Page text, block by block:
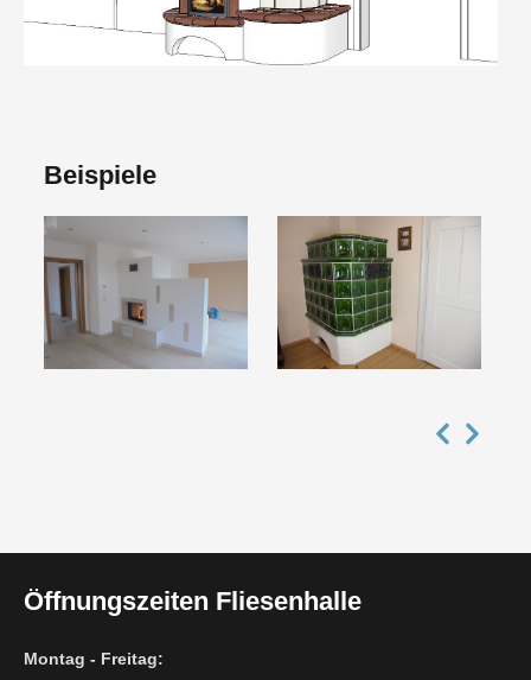
Beispiele
Öffnungszeiten Fliesenhalle
Montag - Freitag: